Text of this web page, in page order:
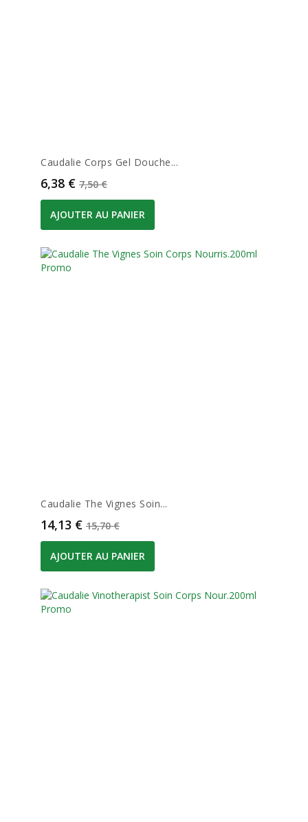
Caudalie Corps Gel Douche...
Prix
6,38 € Prix de base
7,50 €
AJOUTER AU PANIER
Caudalie The Vignes Soin...
Prix
14,13 € Prix de base
15,70 €
AJOUTER AU PANIER